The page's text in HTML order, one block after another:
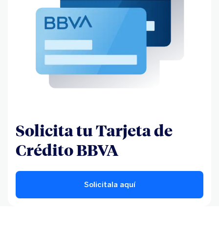
Solicita tu Tarjeta de
Crédito BBVA
Solicitala aquí